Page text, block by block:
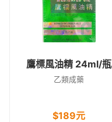
鷹標風油精 24ml/瓶
乙類成藥
$189元